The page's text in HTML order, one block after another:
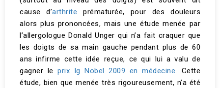
cause d’arthrite prématurée, pour des douleurs
alors plus prononcées, mais une étude menée par
l’allergologue Donald Unger qui n’a fait craquer que
les doigts de sa main gauche pendant plus de 60
ans infirme cette idée reçue, ce qui lui a valu de
gagner leprix Ig Nobel 2009 en médecine. Cette
étude, bien que menée très rigoureusement, n’a été